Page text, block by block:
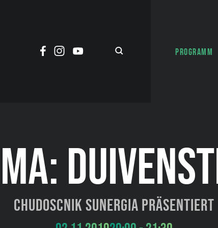
PROGRAMM
Chudoscnik Sunergia präsentiert